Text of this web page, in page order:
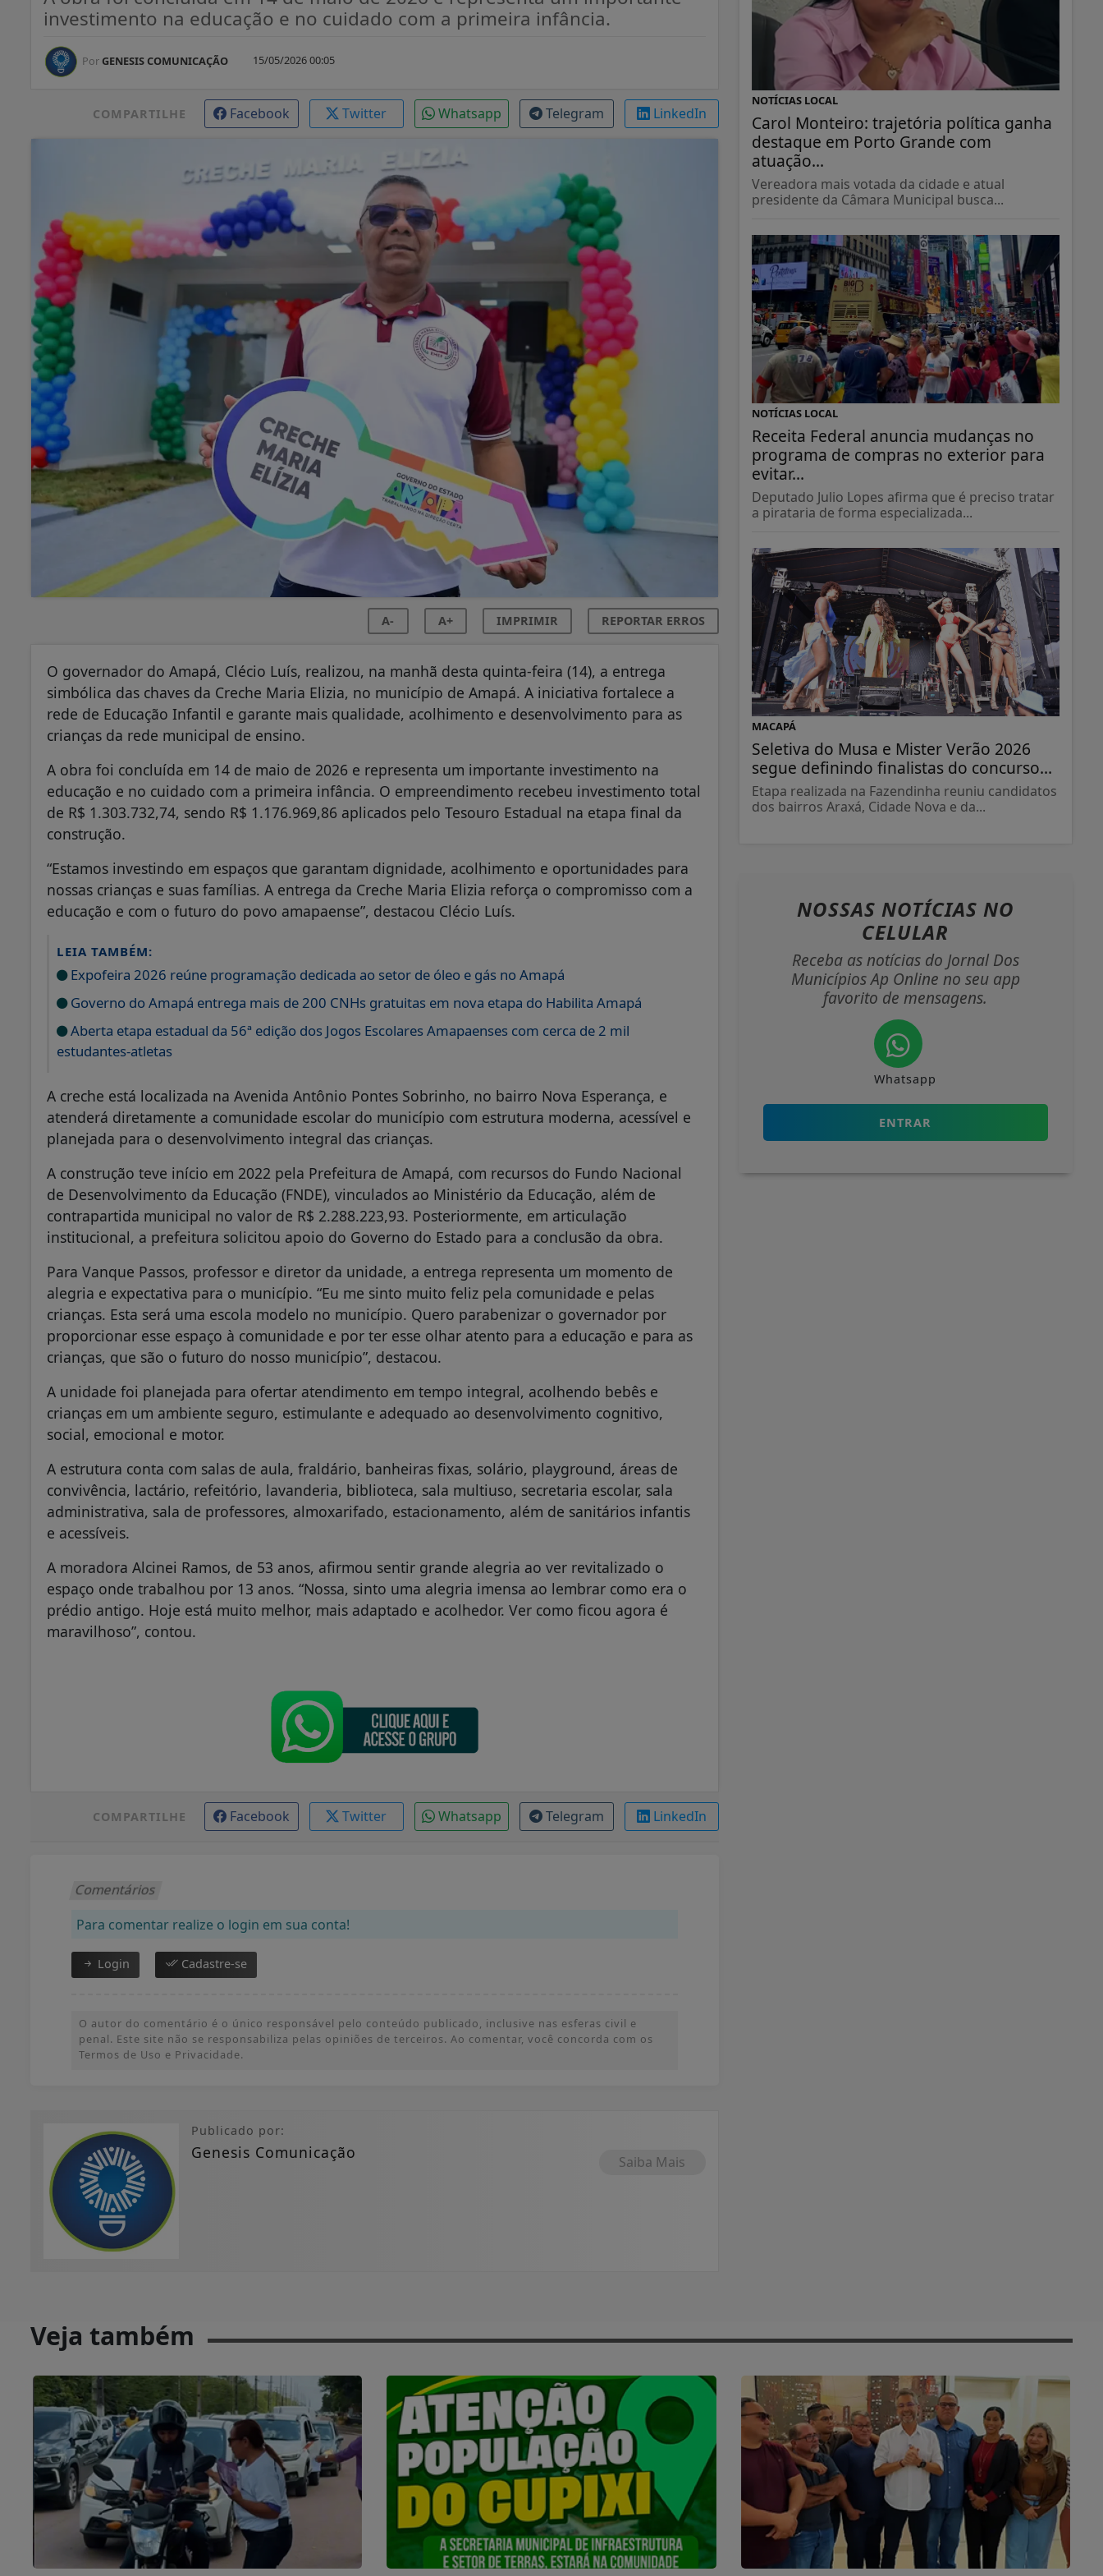
investimento na educação e no cuidado com a primeira infância.
Por GENESIS COMUNICAÇÃO 15/05/2026 00:05
COMPARTILHE Facebook Twitter Whatsapp Telegram LinkedIn
A- A+ IMPRIMIR REPORTAR ERROS
O governador do Amapá, Clécio Luís, realizou, na manhã desta quinta-feira (14), a entrega
simbólica das chaves da Creche Maria Elizia, no município de Amapá. A iniciativa fortalece a
rede de Educação Infantil e garante mais qualidade, acolhimento e desenvolvimento para as
crianças da rede municipal de ensino.
A obra foi concluída em 14 de maio de 2026 e representa um importante investimento na
educação e no cuidado com a primeira infância. O empreendimento recebeu investimento total
de R$ 1.303.732,74, sendo R$ 1.176.969,86 aplicados pelo Tesouro Estadual na etapa final da
construção.
“Estamos investindo em espaços que garantam dignidade, acolhimento e oportunidades para
nossas crianças e suas famílias. A entrega da Creche Maria Elizia reforça o compromisso com a
educação e com o futuro do povo amapaense”, destacou Clécio Luís.
LEIA TAMBÉM:
Expofeira 2026 reúne programação dedicada ao setor de óleo e gás no Amapá
Governo do Amapá entrega mais de 200 CNHs gratuitas em nova etapa do Habilita Amapá
Aberta etapa estadual da 56ª edição dos Jogos Escolares Amapaenses com cerca de 2 mil
estudantes-atletas
A creche está localizada na Avenida Antônio Pontes Sobrinho, no bairro Nova Esperança, e
atenderá diretamente a comunidade escolar do município com estrutura moderna, acessível e
planejada para o desenvolvimento integral das crianças.
A construção teve início em 2022 pela Prefeitura de Amapá, com recursos do Fundo Nacional
de Desenvolvimento da Educação (FNDE), vinculados ao Ministério da Educação, além de
contrapartida municipal no valor de R$ 2.288.223,93. Posteriormente, em articulação
institucional, a prefeitura solicitou apoio do Governo do Estado para a conclusão da obra.
Para Vanque Passos, professor e diretor da unidade, a entrega representa um momento de
alegria e expectativa para o município. “Eu me sinto muito feliz pela comunidade e pelas
crianças. Esta será uma escola modelo no município. Quero parabenizar o governador por
proporcionar esse espaço à comunidade e por ter esse olhar atento para a educação e para as
crianças, que são o futuro do nosso município”, destacou.
A unidade foi planejada para ofertar atendimento em tempo integral, acolhendo bebês e
crianças em um ambiente seguro, estimulante e adequado ao desenvolvimento cognitivo,
social, emocional e motor.
A estrutura conta com salas de aula, fraldário, banheiras fixas, solário, playground, áreas de
convivência, lactário, refeitório, lavanderia, biblioteca, sala multiuso, secretaria escolar, sala
administrativa, sala de professores, almoxarifado, estacionamento, além de sanitários infantis
e acessíveis.
A moradora Alcinei Ramos, de 53 anos, afirmou sentir grande alegria ao ver revitalizado o
espaço onde trabalhou por 13 anos. “Nossa, sinto uma alegria imensa ao lembrar como era o
prédio antigo. Hoje está muito melhor, mais adaptado e acolhedor. Ver como ficou agora é
maravilhoso”, contou.
COMPARTILHE Facebook Twitter Whatsapp Telegram LinkedIn
Comentários
Para comentar realize o login em sua conta!
Login Cadastre-se
O autor do comentário é o único responsável pelo conteúdo publicado, inclusive nas esferas civil e
penal. Este site não se responsabiliza pelas opiniões de terceiros. Ao comentar, você concorda com os
Termos de Uso e Privacidade.
Publicado por:
Genesis Comunicação Saiba Mais
NOTÍCIAS LOCAL
Carol Monteiro: trajetória política ganha
destaque em Porto Grande com
atuação...
Vereadora mais votada da cidade e atual
presidente da Câmara Municipal busca...
NOTÍCIAS LOCAL
Receita Federal anuncia mudanças no
programa de compras no exterior para
evitar...
Deputado Julio Lopes afirma que é preciso tratar
a pirataria de forma especializada...
MACAPÁ
Seletiva do Musa e Mister Verão 2026
segue definindo finalistas do concurso...
Etapa realizada na Fazendinha reuniu candidatos
dos bairros Araxá, Cidade Nova e da...
NOSSAS NOTÍCIAS NO
CELULAR
Receba as notícias do Jornal Dos
Municípios Ap Online no seu app
favorito de mensagens.
Whatsapp
ENTRAR
Veja também